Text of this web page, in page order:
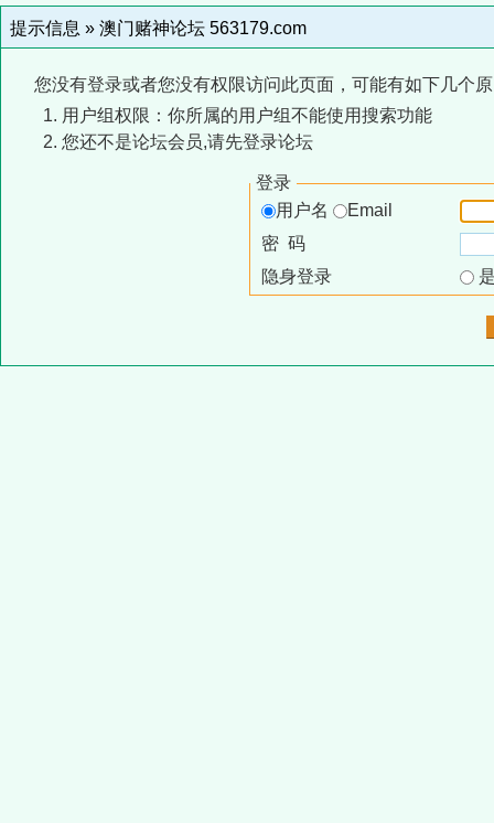
提示信息 » 澳门赌神论坛 563179.com
您没有登录或者您没有权限访问此页面，可能有如下几个
用户组权限：你所属的用户组不能使用搜索功能
您还不是论坛会员,请先登录论坛
登录
用户名
Email
密 码
隐身登录